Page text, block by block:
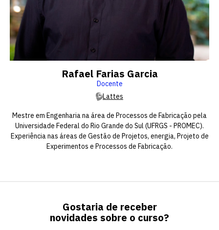
Rafael Farias Garcia
Docente
Lattes
Mestre em Engenharia na área de Processos de Fabricação pela
Universidade Federal do Rio Grande do Sul (UFRGS - PROMEC).
Experiência nas áreas de Gestão de Projetos, energia, Projeto de
Experimentos e Processos de Fabricação.
Gostaria de receber
novidades sobre o curso?